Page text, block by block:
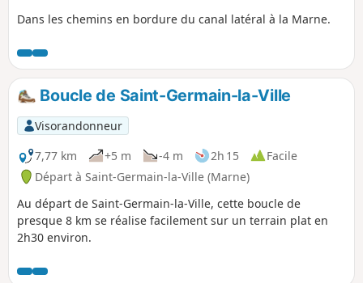
Dans les chemins en bordure du canal latéral à la Marne.
Boucle de Saint-Germain-la-Ville
Visorandonneur
7,77 km
+5 m -4 m 2h 15
Facile
Départ à Saint-Germain-la-Ville (Marne)
Au départ de Saint-Germain-la-Ville, cette boucle de
presque 8 km se réalise facilement sur un terrain plat en
2h30 environ.